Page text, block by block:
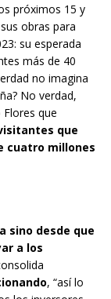
próximos 15 y
obras para
su esperada
más de 40
no imagina
No verdad,
que
que
cuatro millones
sino desde que
a los
, “así lo